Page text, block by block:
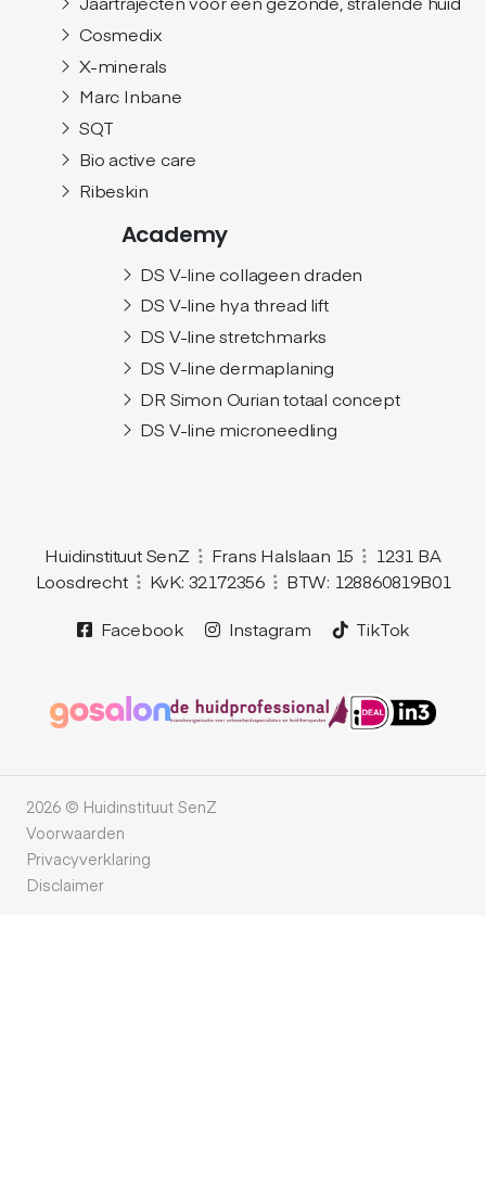
Cosmedix
X-minerals
Marc Inbane
SQT
Bio active care
Ribeskin
Academy
DS V-line collageen draden
DS V-line hya thread lift
DS V-line stretchmarks
DS V-line dermaplaning
DR Simon Ourian totaal concept
DS V-line microneedling
Huidinstituut SenZ Frans Halslaan 15
1231 BA
Loosdrecht
KvK: 32172356
BTW: 128860819B01
Facebook
Instagram TikTok
2026 © Huidinstituut SenZ
Voorwaarden
Privacyverklaring
Disclaimer